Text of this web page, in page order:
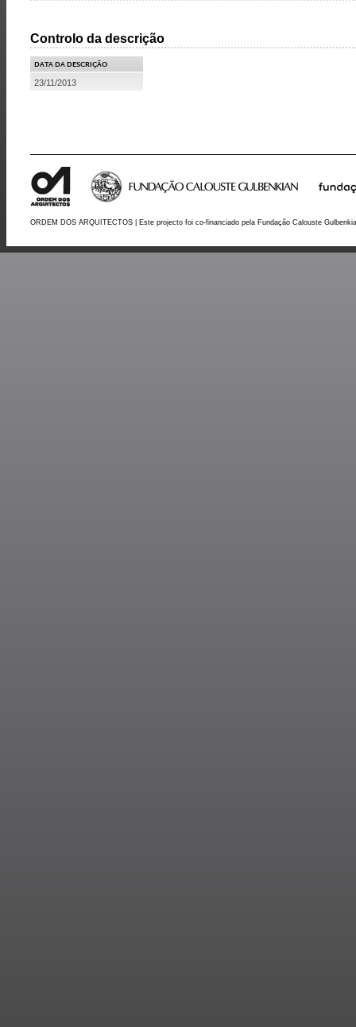
Controlo da descrição
DATA DA DESCRIÇÃO
23/11/2013
ORDEM DOS ARQUITECTOS | Este projecto foi co-financiado pela Fundação Calouste